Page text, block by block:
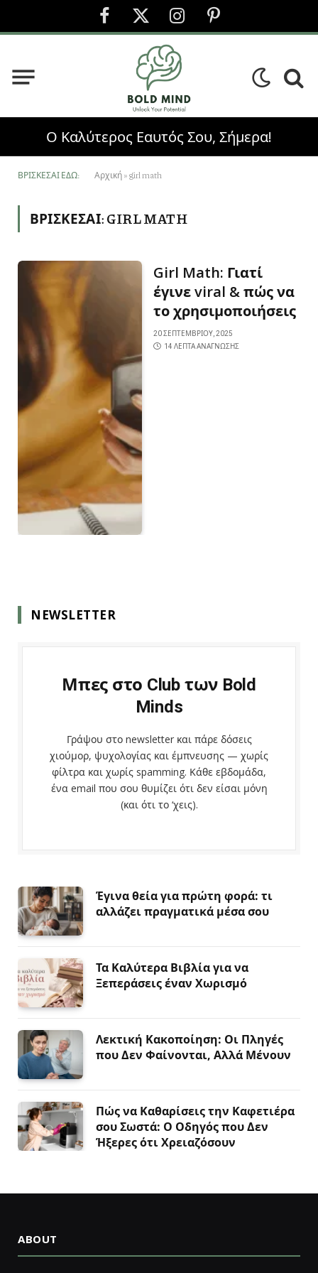
Facebook
X
(Twitter)
InstagramPinterest
Ο Καλύτερος Εαυτός Σου, Σήμερα!
ΒΡΊΣΚΕΣΑΙ ΕΔΏ: Αρχική»girl math
ΒΡΊΣΚΕΣΑΙ:GIRL MATH
Girl Math: Γιατί
έγινε viral & πώς να
το χρησιμοποιήσεις
20 ΣΕΠΤΕΜΒΡΊΟΥ, 2025
14 ΛΕΠΤΆ ΑΝΆΓΝΩΣΗΣ
NEWSLETTER
Μπες στο Club των Bold
Minds
Γράψου στο newsletter και πάρε δόσεις
χιούμορ, ψυχολογίας και έμπνευσης — χωρίς
φίλτρα και χωρίς spamming. Κάθε εβδομάδα,
ένα email που σου θυμίζει ότι δεν είσαι μόνη
(και ότι το ‘χεις).
Έγινα θεία για πρώτη φορά: τι
αλλάζει πραγματικά μέσα σου
Τα Καλύτερα Βιβλία για να
Ξεπεράσεις έναν Χωρισμό
Λεκτική Κακοποίηση: Οι Πληγές
που Δεν Φαίνονται, Αλλά Μένουν
Πώς να Καθαρίσεις την Καφετιέρα
σου Σωστά: Ο Οδηγός που Δεν
Ήξερες ότι Χρειαζόσουν
ABOUT